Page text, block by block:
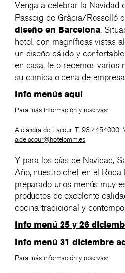
Blog
ENG / ESP / FRA / CAT
Venga a celebrar la Navidad
Passeig de Gràcia/Rosselló
diseño en Barcelona.
hotel, con magníficas vistas
un diseño cálido y
en casa, le ofrecemos varios
su comida o cena de
Info menús aquí
Para más información y reservas:
Alejandra de Lacour. T. 93 4454000.
a.delacour@hotelomm.es
Y para los días de Navidad,
Año, nuestro chef en el Roca
preparado unos menús muy
productos de excelente
cocina tradicional y
Info menú 25 y 26
Info menú 31 diciembre
Para más información y reservas: